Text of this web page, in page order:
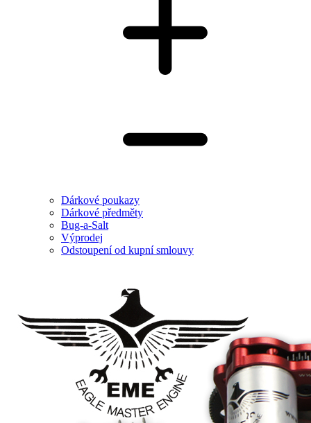
Dárkové poukazy
Dárkové předměty
Bug-a-Salt
Výprodej
Odstoupení od kupní smlouvy